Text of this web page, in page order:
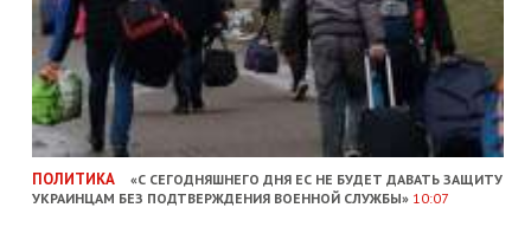
ПОЛИТИКА
«С СЕГОДНЯШНЕГО ДНЯ ЕС НЕ БУДЕТ ДАВАТЬ ЗАЩИТУ
УКРАИНЦАМ БЕЗ ПОДТВЕРЖДЕНИЯ ВОЕННОЙ СЛУЖБЫ» 10:07